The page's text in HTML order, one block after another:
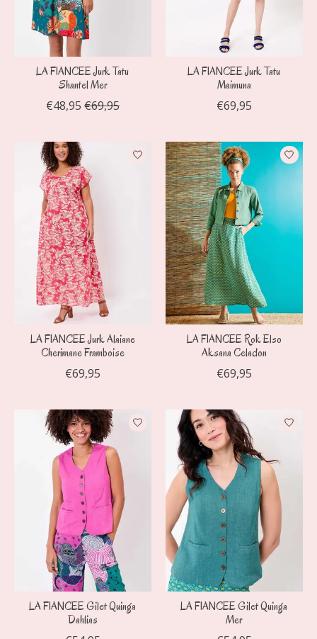
LA FIANCEE Jurk Tatu
Shantel Mer
€48,95 €69,95
LA FIANCEE Jurk Tatu
Maimuna
€69,95
LA FIANCEE Jurk Alaiane
Cherimane Framboise
€69,95
LA FIANCEE Rok Elso
Aksana Celadon
€69,95
LA FIANCEE Gilet Quinga
Dahlias
LA FIANCEE Gilet Quinga
Mer